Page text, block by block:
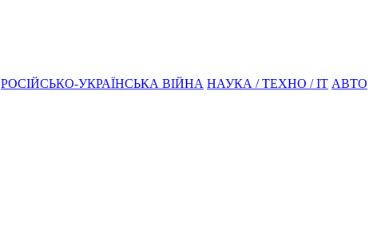
РОСІЙСЬКО-УКРАЇНСЬКА ВІЙНА НАУКА / ТЕХНО / IT АВТО